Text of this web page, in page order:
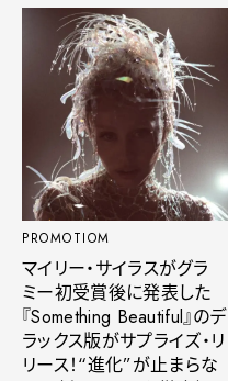
PROMOTIOM
マイリー・サイラスがグラ
ミー初受賞後に発表した
『Something Beautiful』のデ
ラックス版がサプライズ・リ
リース！“進化”が止まらな